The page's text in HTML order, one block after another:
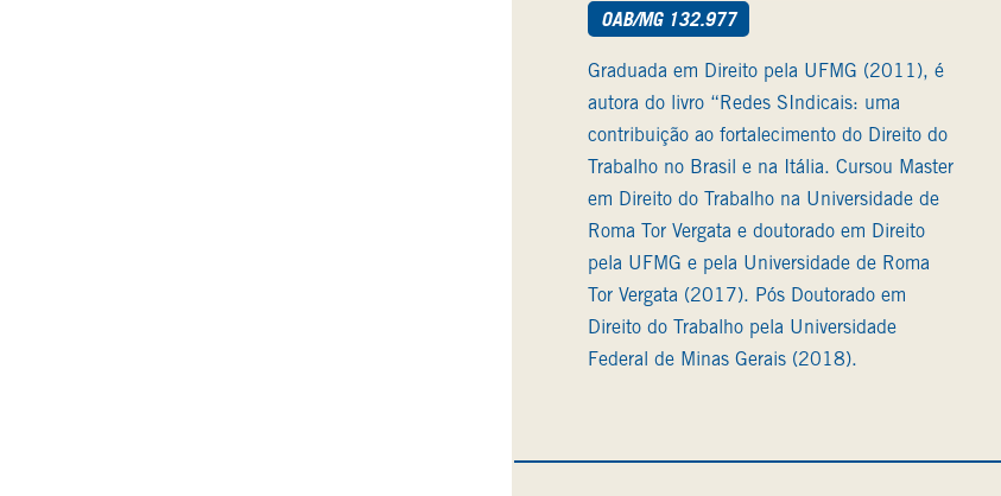
OAB/MG 132.977
Graduada em Direito pela UFMG (2011), é
autora do livro “Redes SIndicais: uma
contribuição ao fortalecimento do Direito do
Trabalho no Brasil e na Itália. Cursou Master
em Direito do Trabalho na Universidade de
Roma Tor Vergata e doutorado em Direito
pela UFMG e pela Universidade de Roma
Tor Vergata (2017). Pós Doutorado em
Direito do Trabalho pela Universidade
Federal de Minas Gerais (2018).